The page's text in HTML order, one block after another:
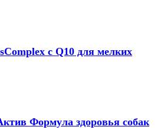
с Q10 для мелких
Формула здоровья собак